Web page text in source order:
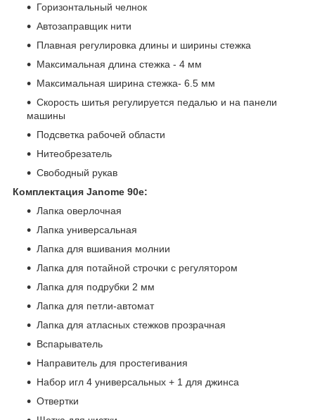
Горизонтальный челнок
Автозаправщик нити
Плавная регулировка длины и ширины стежка
Максимальная длина стежка - 4 мм
Максимальная ширина стежка- 6.5 мм
Скорость шитья регулируется педалью и на панели
машины
Подсветка рабочей области
Нитеобрезатель
Свободный рукав
Комплектация Janome 90e:
Лапка оверлочная
Лапка универсальная
Лапка для вшивания молнии
Лапка для потайной строчки с регулятором
Лапка для подрубки 2 мм
Лапка для петли-автомат
Лапка для атласных стежков прозрачная
Вспарыватель
Направитель для простегивания
Набор игл 4 универсальных + 1 для джинса
Отвертки